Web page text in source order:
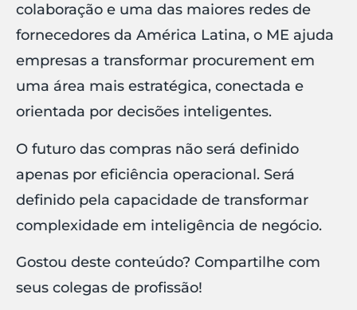
colaboração e uma das maiores redes de
fornecedores da América Latina, o ME ajuda
empresas a transformar procurement em
uma área mais estratégica, conectada e
orientada por decisões inteligentes.
O futuro das compras não será definido
apenas por eficiência operacional. Será
definido pela capacidade de transformar
complexidade em inteligência de negócio.
Gostou deste conteúdo? Compartilhe com
seus colegas de profissão!